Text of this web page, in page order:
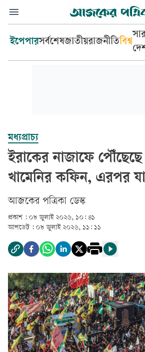
ইপেপারসর্বশেষজাতীয়রাজনীতিবিশ্ব
মধ্যপ্রাচ্য
ইরাকের নাজাফে
খামেনির কফিন, এরপর
আজকের পত্রিকা ডেস্ক­
প্রকাশ : ০৮ জুলাই ২০২৬, ১০: ৪১
আপডেট : ০৮ জুলাই ২০২৬, ১১: ১১